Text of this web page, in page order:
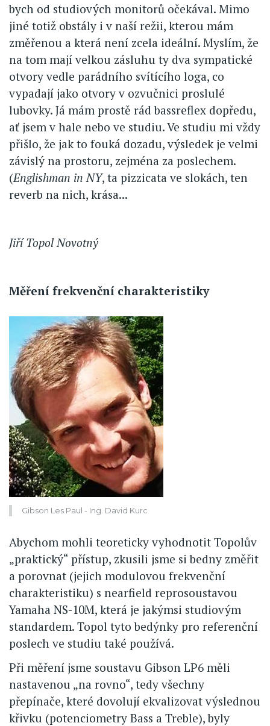
bych od studiových monitorů očekával. Mimo
jiné totiž obstály i v naší režii, kterou mám
změřenou a která není zcela ideální. Myslím, že
na tom mají velkou zásluhu ty dva sympatické
otvory vedle parádního svítícího loga, co
vypadají jako otvory v ozvučnici proslulé
lubovky. Já mám prostě rád bassreflex dopředu,
ať jsem v hale nebo ve studiu. Ve studiu mi vždy
přišlo, že jak to fouká dozadu, výsledek je velmi
závislý na prostoru, zejména za poslechem.
(Englishman in NY, ta pizzicata ve slokách, ten
reverb na nich, krása...
Jiří Topol Novotný
Měření frekvenční charakteristiky
Gibson Les Paul - Ing. David Kurc
Abychom mohli teoreticky vyhodnotit Topolův
„praktický“ přístup, zkusili jsme si bedny změřit
a porovnat (jejich modulovou frekvenční
charakteristiku) s nearfield reprosoustavou
Yamaha NS-10M, která je jakýmsi studiovým
standardem. Topol tyto bedýnky pro referenční
poslech ve studiu také používá.
Při měření jsme soustavu Gibson LP6 měli
nastavenou „na rovno“, tedy všechny
přepínače, které dovolují ekvalizovat výslednou
křivku (potenciometry Bass a Treble), byly